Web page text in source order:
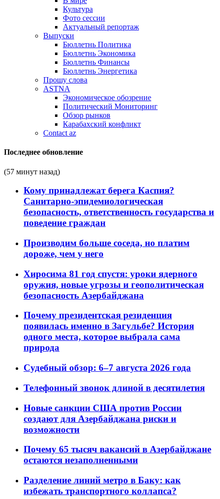
Культура
Фото сессии
Актуальный репортаж
Выпуски
Бюллетнь Политика
Бюллетнь Экономика
Бюллетнь Финансы
Бюллетнь Энергетика
Прошу слова
ASTNA
Экономическое обозрение
Политический Мониторинг
Обзор рынков
Карабахский конфликт
Contact az
Последнее обновление
(57 минут назад)
Кому принадлежат берега Каспия?
Санитарно-эпидемиологическая
безопасность, ответственность государства и
поведение граждан
Производим больше соседа, но платим
дороже, чем у него
Хиросима 81 год спустя: уроки ядерного
оружия, новые угрозы и геополитическая
безопасность Азербайджана
Почему президентская резиденция
появилась именно в Загульбе? История
одного места, которое выбрала сама
природа
Судебный обзор: 6–7 августа 2026 года
Телефонный звонок длиной в десятилетия
Новые санкции США против России
создают для Азербайджана риски и
возможности
Почему 65 тысяч вакансий в Азербайджане
остаются незаполненными
Разделение линий метро в Баку: как
избежать транспортного коллапса?